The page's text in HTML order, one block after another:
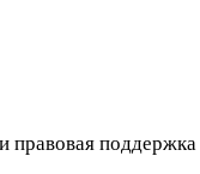
правовая поддержка